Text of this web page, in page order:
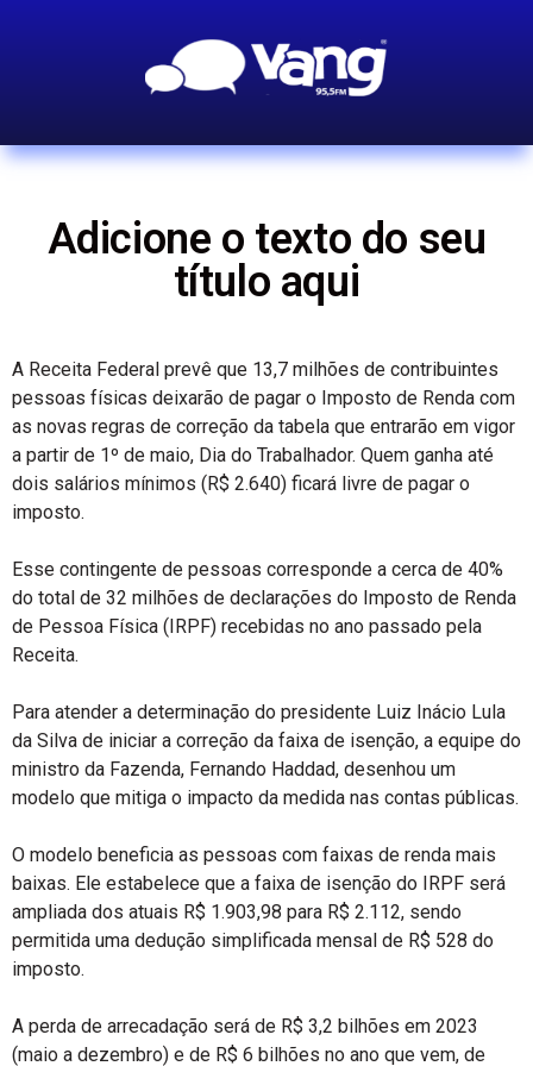
Adicione o texto do seu
título aqui
A Receita Federal prevê que 13,7 milhões de contribuintes
pessoas físicas deixarão de pagar o Imposto de Renda com
as novas regras de correção da tabela que entrarão em vigor
a partir de 1º de maio, Dia do Trabalhador. Quem ganha até
dois salários mínimos (R$ 2.640) ficará livre de pagar o
imposto.
Esse contingente de pessoas corresponde a cerca de 40%
do total de 32 milhões de declarações do Imposto de Renda
de Pessoa Física (IRPF) recebidas no ano passado pela
Receita.
Para atender a determinação do presidente Luiz Inácio Lula
da Silva de iniciar a correção da faixa de isenção, a equipe do
ministro da Fazenda, Fernando Haddad, desenhou um
modelo que mitiga o impacto da medida nas contas públicas.
O modelo beneficia as pessoas com faixas de renda mais
baixas. Ele estabelece que a faixa de isenção do IRPF será
ampliada dos atuais R$ 1.903,98 para R$ 2.112, sendo
permitida uma dedução simplificada mensal de R$ 528 do
imposto.
A perda de arrecadação será de R$ 3,2 bilhões em 2023
(maio a dezembro) e de R$ 6 bilhões no ano que vem, de